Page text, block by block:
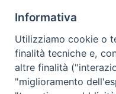
Informazioni
Vicario Generale
Uffici
Servizi
Informativa
Utilizziamo cookie o
finalità tecniche e,
altre finalità
"miglioramento